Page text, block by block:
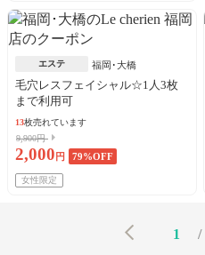
エステ 福岡･大橋
毛穴レスフェイシャル☆1人3枚
まで利用可
13枚売れています
9,900円
2,000 円 79%OFF
女性限定
1 /